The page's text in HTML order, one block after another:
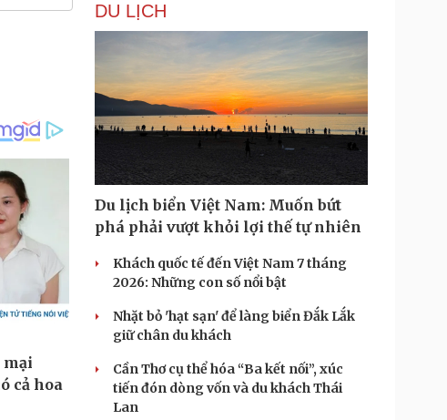
DU LỊCH
Du lịch biển Việt Nam: Muốn bứt
phá phải vượt khỏi lợi thế tự nhiên
Khách quốc tế đến Việt Nam 7 tháng
2026: Những con số nổi bật
Nhặt bỏ 'hạt sạn' để làng biển Đắk Lắk
giữ chân du khách
Cần Thơ cụ thể hóa “Ba kết nối”, xúc
tiến đón dòng vốn và du khách Thái
Lan